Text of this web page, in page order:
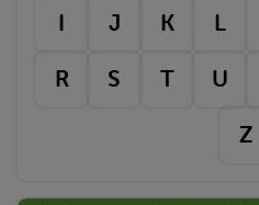
I J K L
R S T U
Z